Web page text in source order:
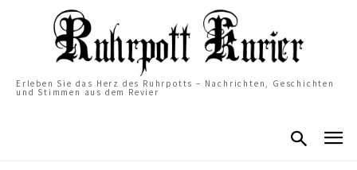
Erleben Sie das Herz des Ruhrpotts – Nachrichten, Geschichten
und Stimmen aus dem Revier